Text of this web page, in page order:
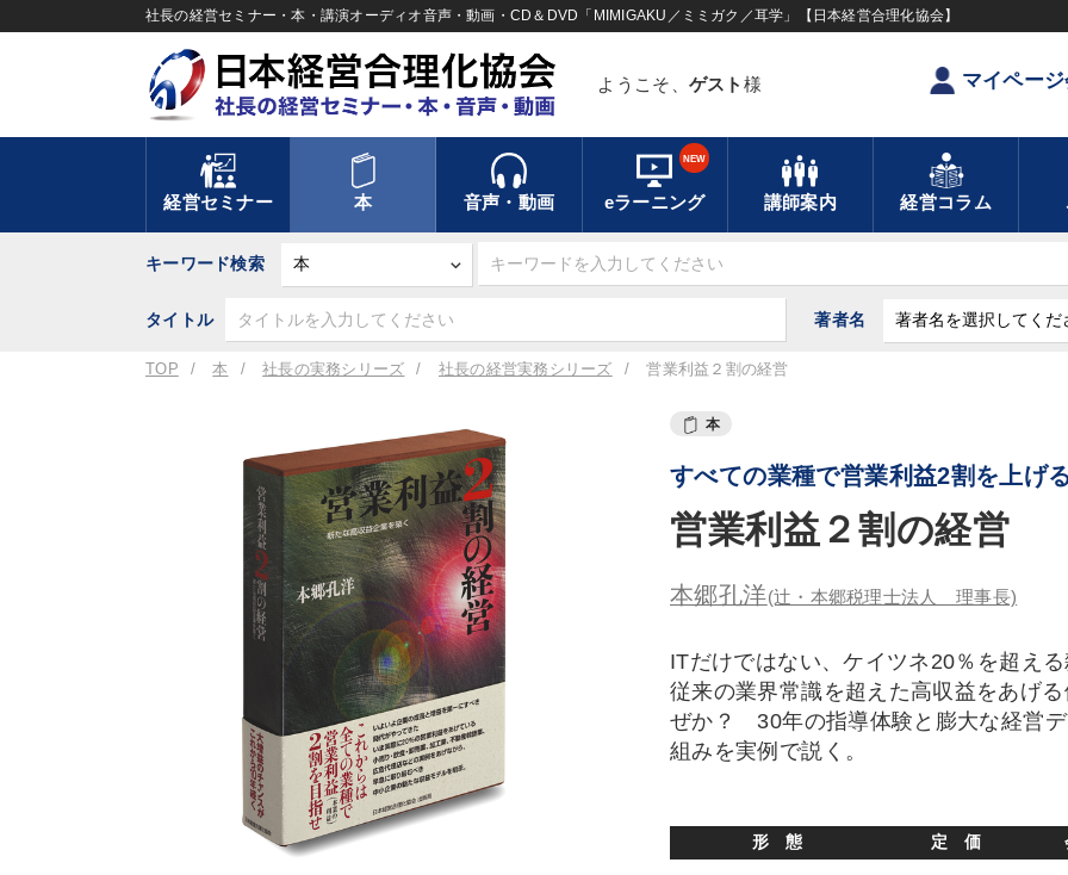
社長の経営セミナー・本・講演オーディオ音声・動画・CD＆DVD「MIMIGAKU／ミミガク／耳学」【日本経営合理化協会】
ようこそ、 ゲスト 様 マイペー
経営セミナー 本 音声・動画 eラーニング
NEW
講師案内 経営コラム
キーワード検索
タイトル 著者名
TOP 本 社長の実務シリーズ 社長の経営実務シリーズ 営業利益２割の経営
本
すべての業種で営業利益2割を上げ
営業利益２割の経営
本郷孔洋(辻・本郷税理士法人 理事長)
ITだけではない、ケイツネ20％を超え
従来の業界常識を超えた高収益をあげ
ぜか？ 30年の指導体験と膨大な経営
組みを実例で説く。
形 態 定 価